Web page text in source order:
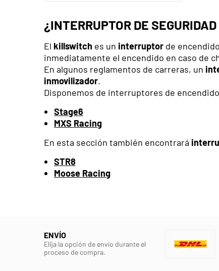
¿INTERRUPTOR DE
El killswitch es un interruptor de
inmediatamente el encendido en caso de
En algunos reglamentos de carreras, un
inmovilizador.
Disponemos de interruptores de encendido
Stage6
MXS Racing
En esta sección también encontrará
STR8
Moose Racing
ENVÍO
Elija la opción de envío durante el
proceso de compra.